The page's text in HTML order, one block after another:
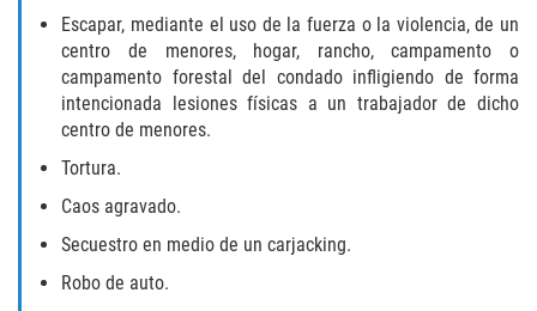
DUI en Menores de Edad
Segunda Ofensa de DUI
Violencia Doméstica
Escapar, mediante el uso de la fuerza o la violencia, de un
centro de menores, hogar, rancho, campamento o
campamento forestal del condado infligiendo de forma
intencionada lesiones físicas a un trabajador de dicho
centro de menores.
Tortura.
Caos agravado.
Secuestro en medio de un carjacking.
Robo de auto.